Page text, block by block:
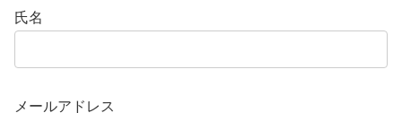
氏名
メールアドレス